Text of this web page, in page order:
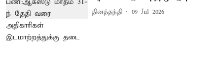
தினத்தந்தி 09 Jul 2026